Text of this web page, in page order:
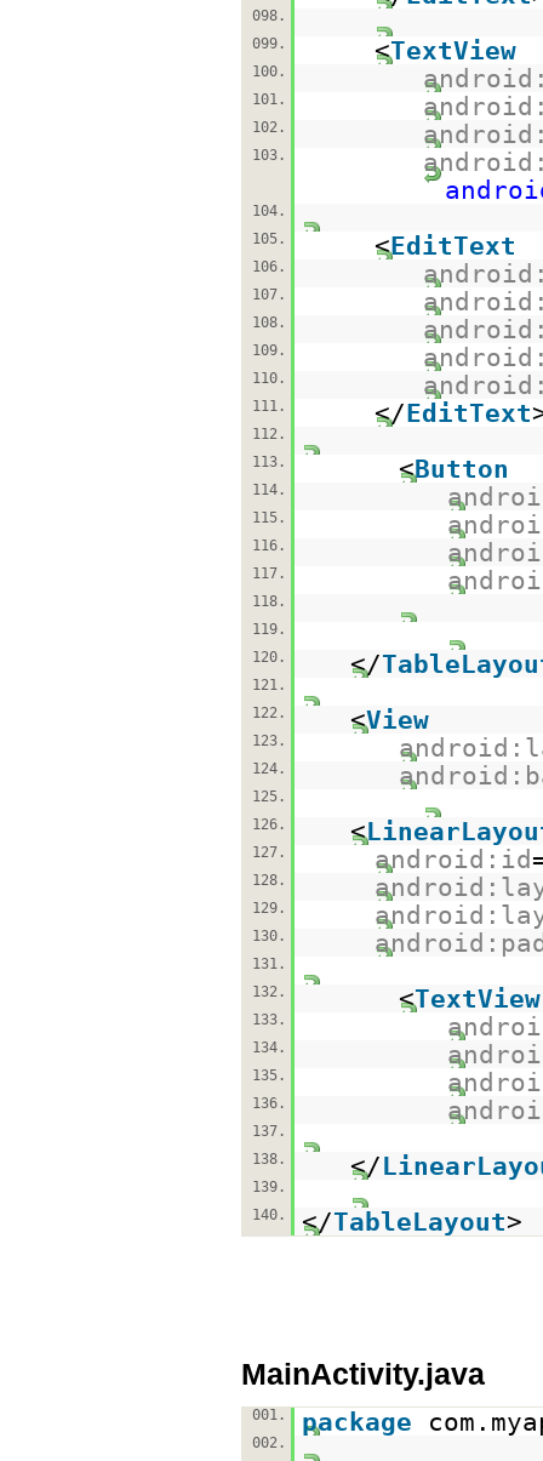
098.
099.
<TextView
100.
101.
102.
103.
104.
105.
<EditText
106.
107.
108.
109.
110.
111. </EditText
112.
113.
<Button
114.
115.
116.
117.
118.
119.
120.
</
121.
122.
<View
123.
124.
125.
126.
<
127. android:id
128.
129.
130.
131.
132.
<TextView
133.
134.
135.
136.
137.
138.
</
139.
140.
</TableLayout>
MainActivity.java
001. package
002.